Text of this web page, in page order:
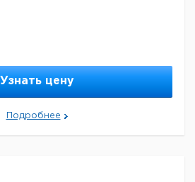
Узнать цену
Подробнее